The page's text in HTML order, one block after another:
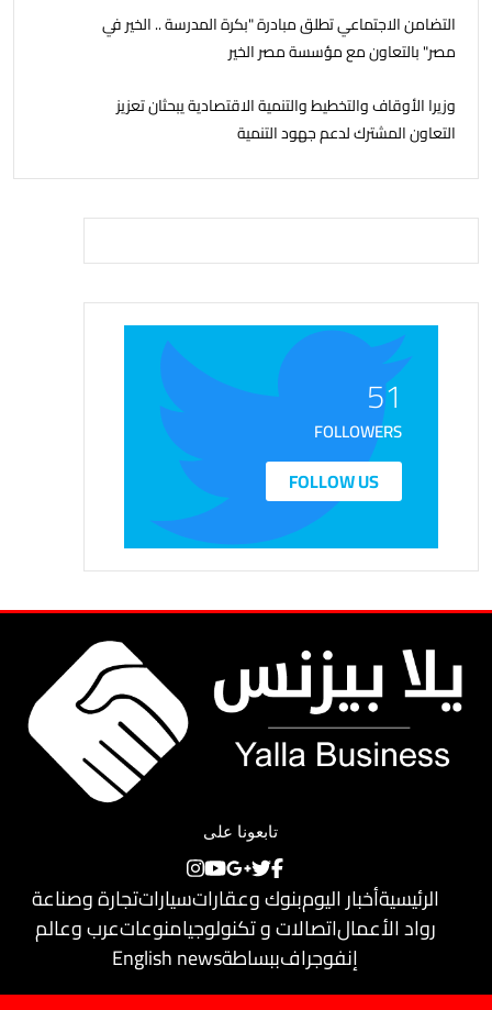
التضامن الاجتماعي تطلق مبادرة "بكرة المدرسة .. الخير في
مصر" بالتعاون مع مؤسسة مصر الخير
وزيرا الأوقاف والتخطيط والتنمية الاقتصادية يبحثان تعزيز
التعاون المشترك لدعم جهود التنمية
51
FOLLOWERS
FOLLOW US
تابعونا على
الرئيسيةأخبار اليومبنوك وعقاراتسياراتتجارة وصناعة
رواد الأعمالاتصالات و تكنولوجيامنوعاتعرب وعالم
إنفوجرافببساطةEnglish news